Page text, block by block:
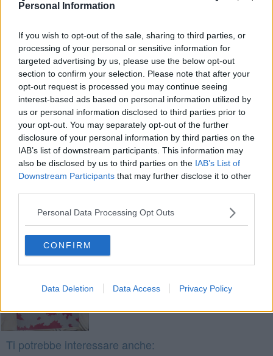
Personal Information
If you wish to opt-out of the sale, sharing to third parties, or
processing of your personal or sensitive information for
targeted advertising by us, please use the below opt-out
section to confirm your selection. Please note that after your
opt-out request is processed you may continue seeing
interest-based ads based on personal information utilized by
us or personal information disclosed to third parties prior to
your opt-out. You may separately opt-out of the further
disclosure of your personal information by third parties on the
IAB’s list of downstream participants. This information may
also be disclosed by us to third parties on the IAB’s List of
Downstream Participants that may further disclose it to other
Personal Data Processing Opt Outs
CONFIRM
Data Deletion Data Access Privacy Policy
sto progettando delle sculture che riportano in primo piano la
Riccardo Ferrucci
Se vuoi leggere le notizie principali della Toscana iscriviti alla
Newsletter QUInews - ToscanaMedia.Arriva gratis tutti i giorni
alle 20:00 direttamente nella tua casella di posta.
Basta cliccare QUI
Fotogallery
Ti potrebbe interessare anche: